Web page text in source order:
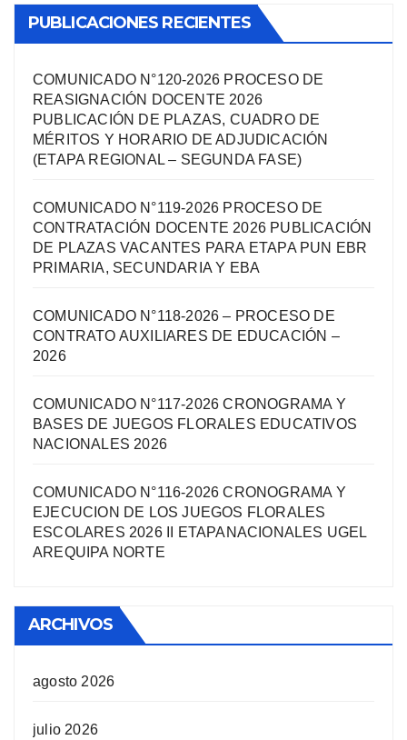
PUBLICACIONES RECIENTES
COMUNICADO N°120-2026 PROCESO DE
REASIGNACIÓN DOCENTE 2026
PUBLICACIÓN DE PLAZAS, CUADRO DE
MÉRITOS Y HORARIO DE ADJUDICACIÓN
(ETAPA REGIONAL – SEGUNDA FASE)
COMUNICADO N°119-2026 PROCESO DE
CONTRATACIÓN DOCENTE 2026 PUBLICACIÓN
DE PLAZAS VACANTES PARA ETAPA PUN EBR
PRIMARIA, SECUNDARIA Y EBA
COMUNICADO N°118-2026 – PROCESO DE
CONTRATO AUXILIARES DE EDUCACIÓN –
2026
COMUNICADO N°117-2026 CRONOGRAMA Y
BASES DE JUEGOS FLORALES EDUCATIVOS
NACIONALES 2026
COMUNICADO N°116-2026 CRONOGRAMA Y
EJECUCION DE LOS JUEGOS FLORALES
ESCOLARES 2026 II ETAPANACIONALES UGEL
AREQUIPA NORTЕ
ARCHIVOS
agosto 2026
julio 2026